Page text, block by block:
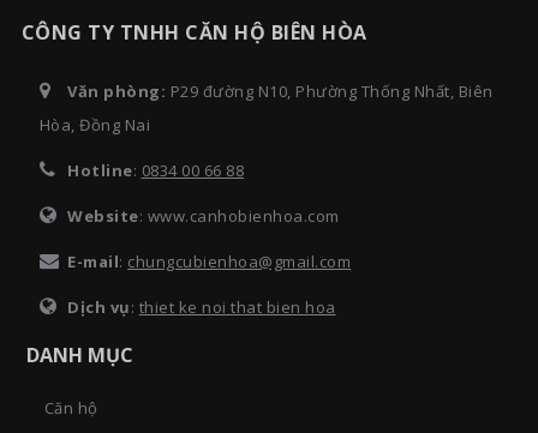
CÔNG TY TNHH CĂN HỘ BIÊN HÒA
Văn phòng: P29 đường N10, Phường Thống Nhất, Biên
Hòa, Đồng Nai
Hotline: 0834 00 66 88
Website: www.canhobienhoa.com
E-mail: chungcubienhoa@gmail.com
Dịch vụ: thiet ke noi that bien hoa
DANH MỤC
Căn hộ